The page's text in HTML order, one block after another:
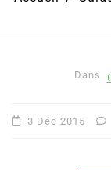
Dans
3 Déc 2015